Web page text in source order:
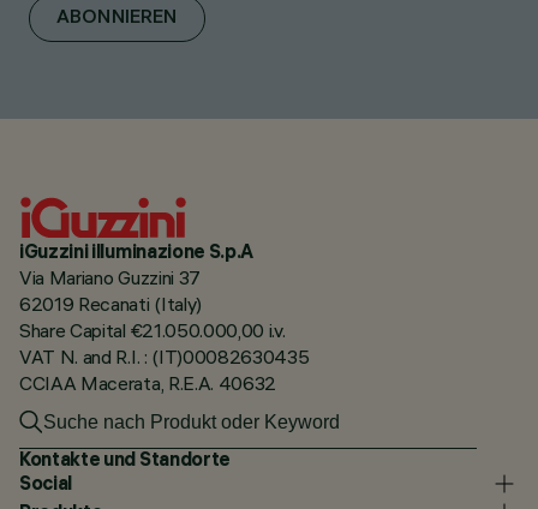
ABONNIEREN
iGuzzini illuminazione S.p.A
Via Mariano Guzzini 37
62019 Recanati (Italy)
Share Capital €21.050.000,00 i.v.
VAT N. and R.I. : (IT)00082630435
CCIAA Macerata, R.E.A. 40632
Kontakte und Standorte
Social